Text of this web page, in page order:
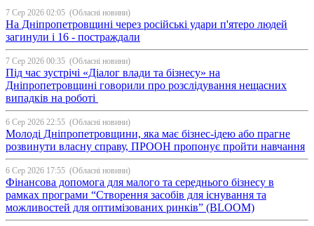
7 Сер 2026 02:05 (Обласні новини)
На Дніпропетровщині через російські удари п'ятеро людей
загинули і 16 - постраждали
7 Сер 2026 00:35 (Обласні новини)
Під час зустрічі «Діалог влади та бізнесу» на
Дніпропетровщині говорили про розслідування нещасних
випадків на роботі
6 Сер 2026 22:55 (Обласні новини)
Молоді Дніпропетровщини, яка має бізнес-ідею або прагне
розвинути власну справу, ПРООН пропонує пройти навчання
6 Сер 2026 17:55 (Обласні новини)
Фінансова допомога для малого та середнього бізнесу в
рамках програми “Створення засобів для існування та
можливостей для оптимізованих ринків” (BLOOM)